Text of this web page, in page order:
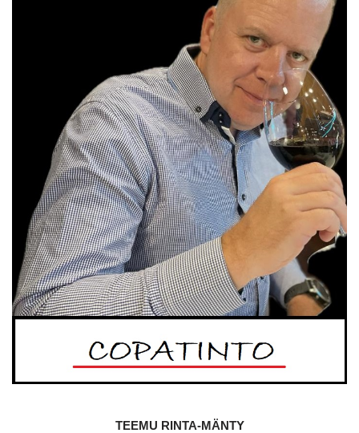
TEEMU RINTA-MÄNTY